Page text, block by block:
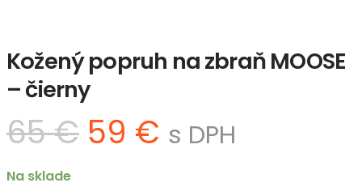
Kožený popruh na zbraň MOOSE
– čierny
65€ Pôvodná
cena
59 € Aktuálna
cena
s DPH
Na sklade